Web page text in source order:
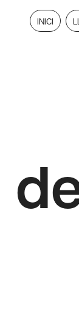
INICI